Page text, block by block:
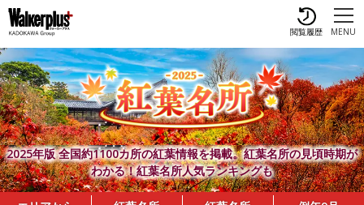
MENU
閲覧履歴
2025年版 全国約1100カ所の紅葉情報を掲載。紅葉名所の見頃時期が
わかる！紅葉名所人気ランキングも